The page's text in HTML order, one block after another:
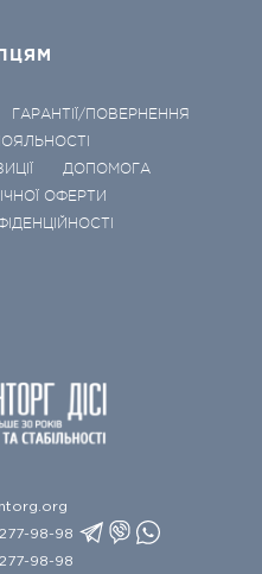
ГАРАНТІЇ/ПОВЕРНЕННЯ
ДОПОМОГА
ОФЕРТИ
98-98
98-98